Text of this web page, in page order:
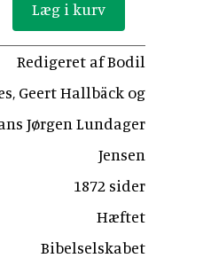
Redigeret af Bodil
Geert Hallbäck og
Jørgen Lundager
Jensen
1872 sider
Hæftet
Bibelselskabet